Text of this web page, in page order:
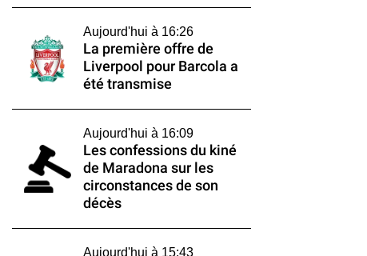
Aujourd'hui à 16:26
La première offre de
Liverpool pour Barcola a
été transmise
Aujourd'hui à 16:09
Les confessions du kiné
de Maradona sur les
circonstances de son
décès
Aujourd'hui à 15:43